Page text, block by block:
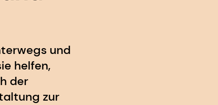
und
helfen,
der
zur